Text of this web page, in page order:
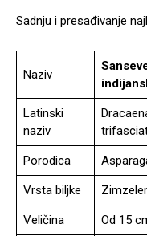
Sadnju i presađivanje
Naziv
Latinski
naziv
Porodica
Vrsta biljke
Veličina Od 15